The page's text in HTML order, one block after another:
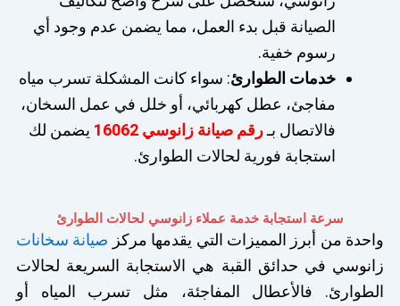
الصيانة قبل بدء العمل، مما يضمن عدم وجود أي
رسوم خفية.
خدمات الطوارئ: سواء كانت المشكلة تسرب مياه
مفاجئ، عطل كهربائي، أو خلل في عمل السخان،
فالاتصال بـرقم صيانة زانوسي 16062
يضمن لك
استجابة فورية لحالات الطوارئ.
سرعة استجابة خدمة عملاء زانوسي لحالات الطوارئ
واحدة من أبرز المميزات التي يقدمها مركز صيانة سخانات
زانوسي في حدائق القبة هي الاستجابة السريعة لحالات
الطوارئ. فالأعطال المفاجئة، مثل تسرب المياه أو